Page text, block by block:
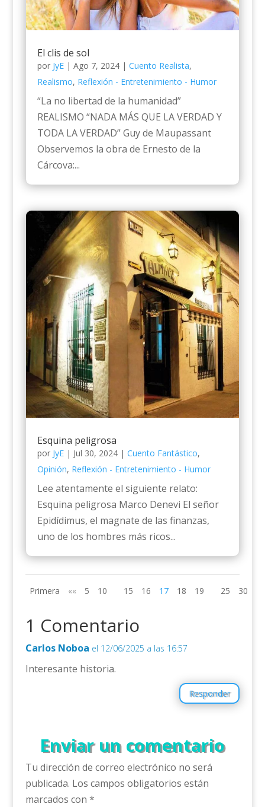
El clis de sol
por JyE| Ago 7, 2024| Cuento Realista,
Realismo, Reflexión - Entretenimiento - Humor
“La no libertad de la humanidad”
REALISMO “NADA MÁS QUE LA VERDAD Y
TODA LA VERDAD” Guy de Maupassant
Observemos la obra de Ernesto de la
Cárcova:...
Esquina peligrosa
por JyE| Jul 30, 2024| Cuento Fantástico,
Opinión, Reflexión - Entretenimiento - Humor
Lee atentamente el siguiente relato:
Esquina peligrosa Marco Denevi El señor
Epidídimus, el magnate de las finanzas,
uno de los hombres más ricos...
Primera «« 5 10 15 16 17 18 19 25 30
1 Comentario
Carlos Noboa el 12/06/2025 a las 16:57
Interesante historia.
Responder
Enviar un comentario
Tu dirección de correo electrónico no será
publicada. Los campos obligatorios están
marcados con *